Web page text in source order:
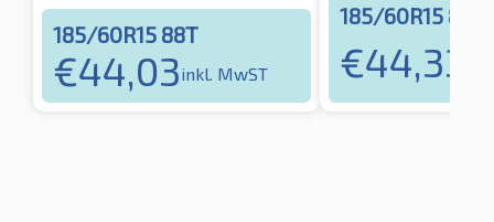
185/60R15 88T
€44,03inkl. MwST
185/60R15 88T
€44,33